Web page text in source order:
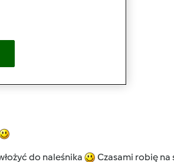
tradycyjnej
do naleśnika
Czasami robię na